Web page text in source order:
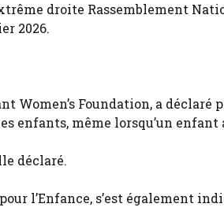
droite Rassemblement
2026.
Women’s Foundation, a déclaré
enfants, même lorsqu’un enfant
déclaré.
l’Enfance, s’est également